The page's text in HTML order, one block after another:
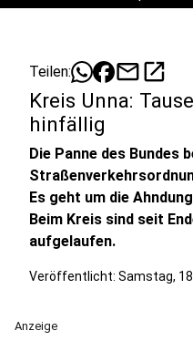
Teilen: mailopen_in_new
Kreis Unna:
hinfällig
Die Panne des Bundes
Es geht um die
Beim Kreis sind seit
aufgelaufen.
Veröffentlicht: Samstag,
Anzeige